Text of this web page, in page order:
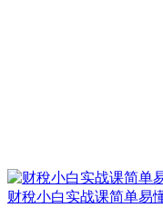
财稅小白实战课简单易